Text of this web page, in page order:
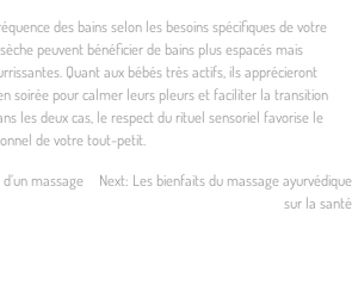
des bains selon les besoins spécifiques de votre
peuvent bénéficier de bains plus espacés mais
Quant aux bébés très actifs, ils apprécieront
soirée pour calmer leurs pleurs et faciliter la transition
les deux cas, le respect du rituel sensoriel favorise le
de votre tout-petit.
massage
Next: Les bienfaits du massage ayurvédique
sur la santé